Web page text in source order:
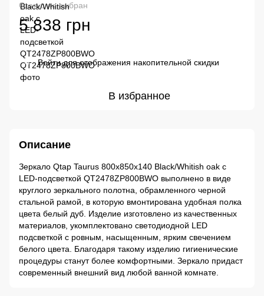
Статус не выбран
5 838 грн
% Войтидля отображения накопительной скидки
В избранное
Описание
Зеркало Qtap Taurus 800х850х140 Black/Whitish oak с
LED-подсветкой QT2478ZP800BWO выполнено в виде
круглого зеркального полотна, обрамленного черной
стальной рамой, в которую вмонтирована удобная полка
цвета белый дуб. Изделие изготовлено из качественных
материалов, укомплектовано светодиодной LED
подсветкой с ровным, насыщенным, ярким свечением
белого цвета. Благодаря такому изделию гигиенические
процедуры станут более комфортными. Зеркало придаст
современный внешний вид любой ванной комнате.